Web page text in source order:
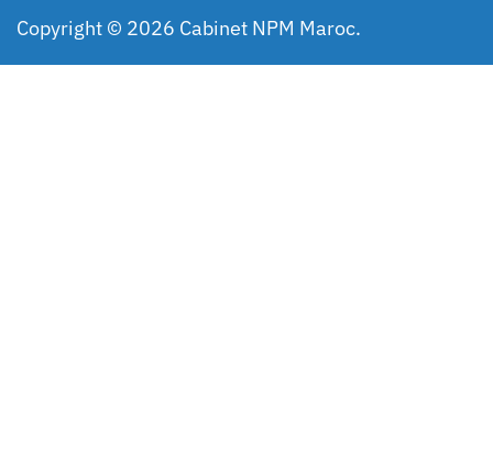
Copyright © 2026 Cabinet NPM Maroc.